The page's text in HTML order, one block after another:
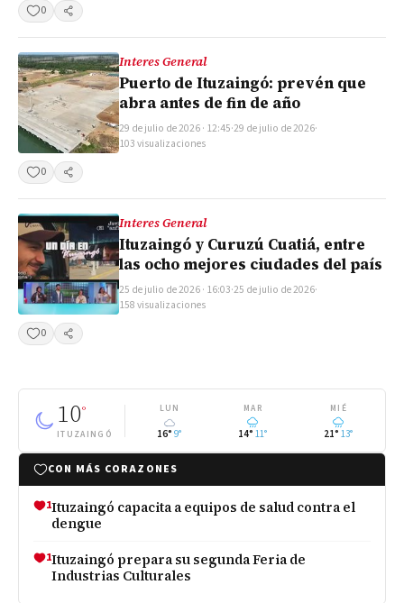
0
Compartir
Interes General
Puerto de Ituzaingó: prevén que
abra antes de fin de año
29 de julio de 2026 · 12:45·29 de julio de 2026·
103 visualizaciones
0
Compartir
Interes General
Ituzaingó y Curuzú Cuatiá, entre
las ocho mejores ciudades del país
25 de julio de 2026 · 16:03·25 de julio de 2026·
158 visualizaciones
0
Compartir
10°
ITUZAINGÓ
LUN
16° 9°
MAR
14° 11°
MIÉ
21° 13°
CON MÁS CORAZONES
1Ituzaingó capacita a equipos de salud contra el
dengue
1Ituzaingó prepara su segunda Feria de
Industrias Culturales